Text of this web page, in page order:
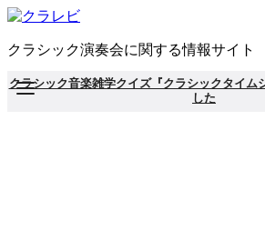
コ
テ
ツ
クラシック演奏会に関する情報サイト
クラシック音楽雑学クイズ『クラシックタイム
した